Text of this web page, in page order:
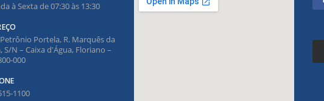
à Sexta de 07:30 às 13:30
Portela, R. Marquês da
S/N – Caixa d'Água, Floriano –
000
1100